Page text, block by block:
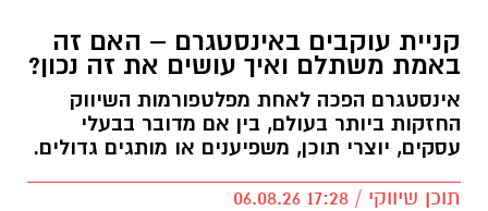
קניית עוקבים באינסטגרם – האם זה
באמת משתלם ואיך עושים את זה נכון?
אינסטגרם הפכה לאחת מפלטפורמות השיווק
החזקות ביותר בעולם, בין אם מדובר בבעלי
עסקים, יוצרי תוכן, משפיענים או מותגים גדולים.
תוכן שיווקי / 17:28 06.08.26